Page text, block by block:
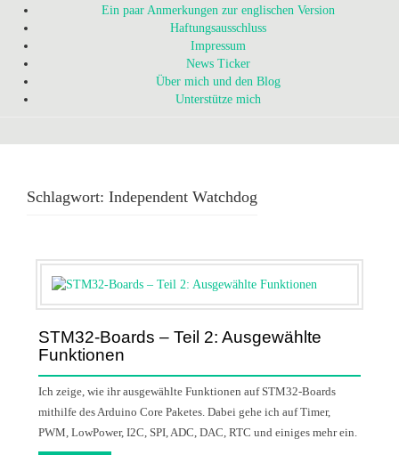
Ein paar Anmerkungen zur englischen Version
Haftungsausschluss
Impressum
News Ticker
Über mich und den Blog
Unterstütze mich
Schlagwort: Independent Watchdog
STM32-Boards – Teil 2: Ausgewählte
Funktionen
Ich zeige, wie ihr ausgewählte Funktionen auf STM32-Boards
mithilfe des Arduino Core Paketes. Dabei gehe ich auf Timer,
PWM, LowPower, I2C, SPI, ADC, DAC, RTC und einiges mehr ein.